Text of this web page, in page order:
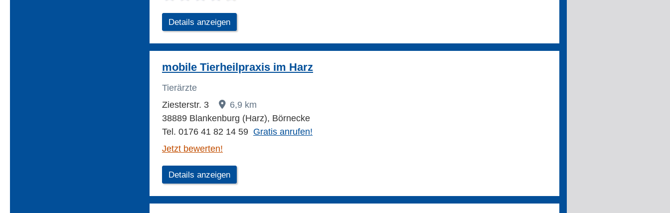
Details anzeigen
mobile Tierheilpraxis im Harz
Tierärzte
Ziesterstr. 3
6,9 km
38889 Blankenburg (Harz), Börnecke
Tel. 0176 41 82 14 59 Gratis anrufen!
Jetzt bewerten!
Details anzeigen